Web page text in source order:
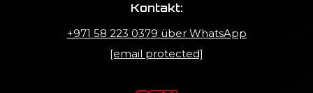
Kontakt:
+971 58 223 0379 über WhatsApp
[email protected]